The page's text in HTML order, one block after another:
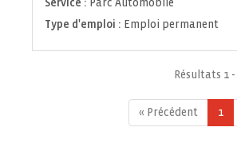
Service : Parc Automobile
Type d'emploi : Emploi permanent
Résultats 1
« Précédent 1